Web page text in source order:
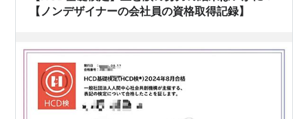
【ノンデザイナーの会社員の資格取得記録】